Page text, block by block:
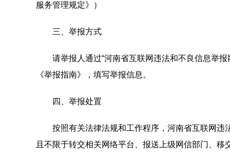
服务管理规定》）
三、举报方式
请举报人通过“河南省互联网违法和不良信息举报
《举报指南》，填写举报信息。
四、举报处置
按照有关法律法规和工作程序，河南省互联网违
且不限于转交相关网络平台、报送上级网信部门、移